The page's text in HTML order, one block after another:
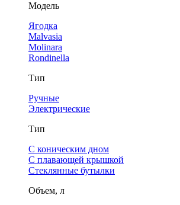
Модель
Ягодка
Malvasia
Molinara
Rondinella
Тип
Ручные
Электрические
Тип
С коническим дном
С плавающей крышкой
Стеклянные бутылки
Объем, л